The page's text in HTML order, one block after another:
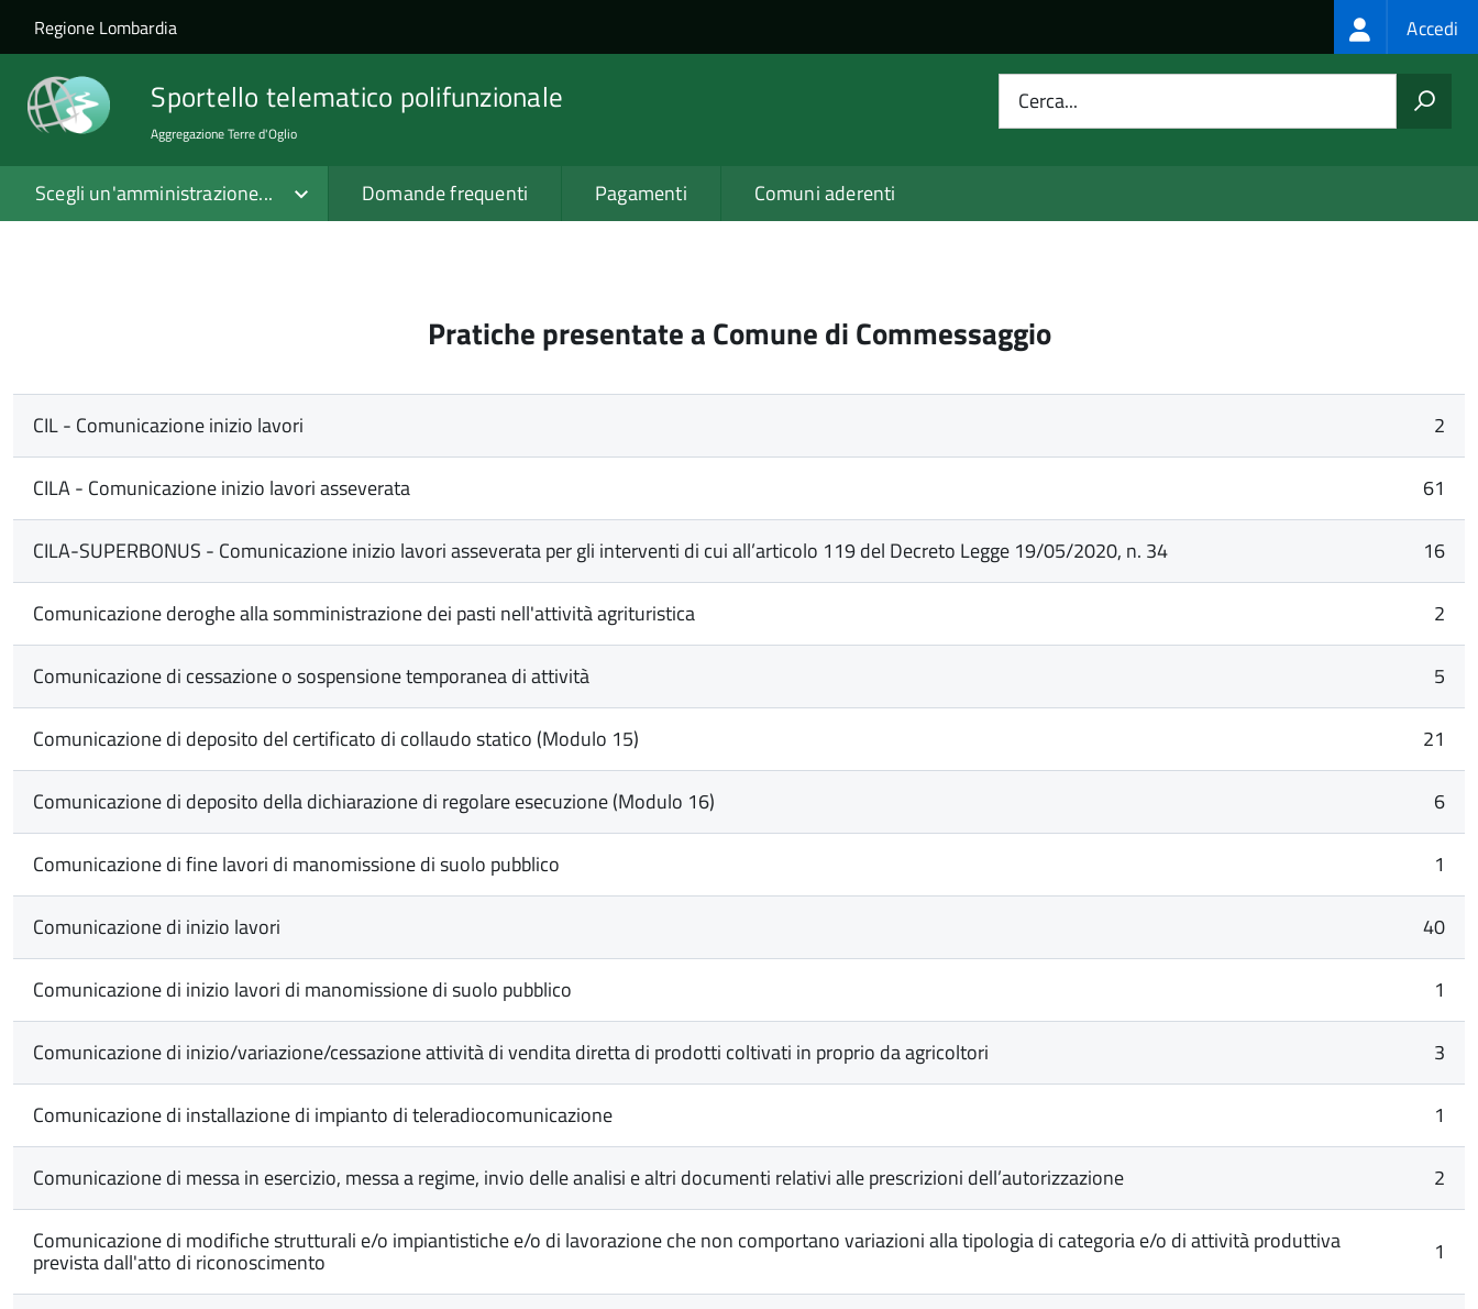
Salta al contenuto principale
Skip to site navigation
Regione Lombardia Login
menu
Accedi
Sportello telematico polifunzionale
Aggregazione Terre d'Oglio
Cerca...
Scegli un'amministrazione... Domande frequenti Pagamenti Comuni aderenti
Pratiche presentate a Comune di Commessaggio
CIL - Comunicazione inizio lavori 2
CILA - Comunicazione inizio lavori asseverata 61
CILA-SUPERBONUS - Comunicazione inizio lavori asseverata per gli interventi di cui all’articolo 119 del Decreto Legge 19/05/2020, n. 34 16
Comunicazione deroghe alla somministrazione dei pasti nell'attività agrituristica 2
Comunicazione di cessazione o sospensione temporanea di attività 5
Comunicazione di deposito del certificato di collaudo statico (Modulo 15) 21
Comunicazione di deposito della dichiarazione di regolare esecuzione (Modulo 16) 6
Comunicazione di fine lavori di manomissione di suolo pubblico 1
Comunicazione di inizio lavori 40
Comunicazione di inizio lavori di manomissione di suolo pubblico 1
Comunicazione di inizio/variazione/cessazione attività di vendita diretta di prodotti coltivati in proprio da agricoltori 3
Comunicazione di installazione di impianto di teleradiocomunicazione 1
Comunicazione di messa in esercizio, messa a regime, invio delle analisi e altri documenti relativi alle prescrizioni dell’autorizzazione 2
Comunicazione di modifiche strutturali e/o impiantistiche e/o di lavorazione che non comportano variazioni alla tipologia di categoria e/o di attività produttiva
prevista dall'atto di riconoscimento 1